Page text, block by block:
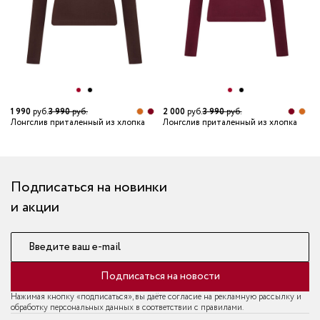
1 990руб.3 990руб.
Лонгслив приталенный из хлопка
2 000руб.3 990руб.
Лонгслив приталенный из хлопка
Подписаться на новинки
и акции
Введите ваш e-mail
Подписаться на новости
Нажимая кнопку «подписаться», вы даёте согласие на рекламную рассылку и
обработку персональных данных в соответствии с правилами.